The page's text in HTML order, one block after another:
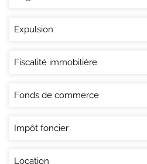
Expulsion
Fiscalité immobilière
Fonds de commerce
Impôt foncier
Location